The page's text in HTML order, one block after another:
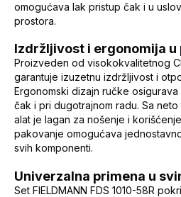
omogućava lak pristup čak i u
prostora.
Izdržljivost i ergonomija u
Proizveden od visokokvalitetnog
garantuje izuzetnu izdržljivost i
Ergonomski dizajn ručke osigurava
čak i pri dugotrajnom radu. Sa
alat je lagan za nošenje i
pakovanje omogućava
svih komponenti.
Univerzalna primena u
Set FIELDMANN FDS 1010-58R